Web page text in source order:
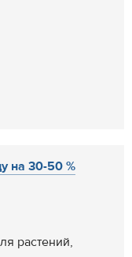
на 30-50 %
растений,